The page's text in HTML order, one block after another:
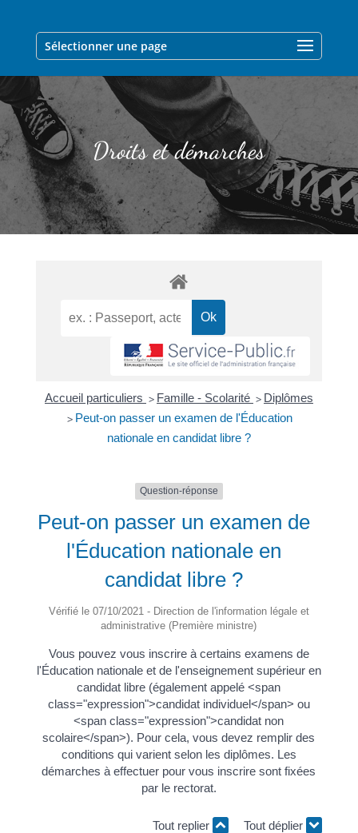
Sélectionner une page
Droits et démarches
Accueil particuliers > Famille - Scolarité > Diplômes
> Peut-on passer un examen de l'Éducation
nationale en candidat libre ?
Question-réponse
Peut-on passer un examen de
l'Éducation nationale en
candidat libre ?
Vérifié le 07/10/2021 - Direction de l'information légale et
administrative (Première ministre)
Vous pouvez vous inscrire à certains examens de
l'Éducation nationale et de l'enseignement supérieur en
candidat libre (également appelé <span
class="expression">candidat individuel</span> ou
<span class="expression">candidat non
scolaire</span>). Pour cela, vous devez remplir des
conditions qui varient selon les diplômes. Les
démarches à effectuer pour vous inscrire sont fixées
par le rectorat.
Tout replier Tout déplier